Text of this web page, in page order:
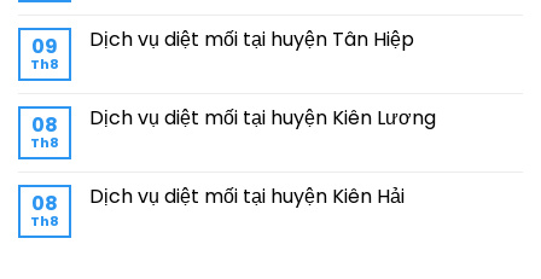
09
Th8
Dịch vụ diệt mối tại huyện Tân Hiệp
08
Th8
Dịch vụ diệt mối tại huyện Kiên Lương
08
Th8
Dịch vụ diệt mối tại huyện Kiên Hải